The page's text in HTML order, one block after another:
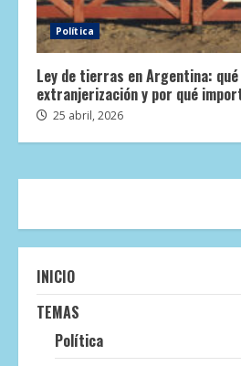
Política
Ley de tierras en Argentina:
extranjerización y por qué
25 abril, 2026
INICIO
TEMAS
Política